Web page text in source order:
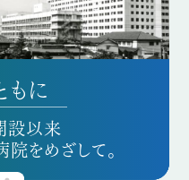
規模
のために
ています。
設備
望を、
を。
もに
設以来
をめざして。
病院
発を通じて
えています。
規模
のために
ています。
設備
望を、
を。